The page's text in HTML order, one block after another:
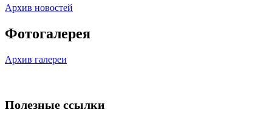
Архив новостей
Фотогалерея
Архив галереи
Полезные ссылки